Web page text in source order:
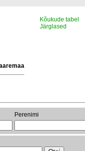
Kõukude tabel
Järglased
Perenimi